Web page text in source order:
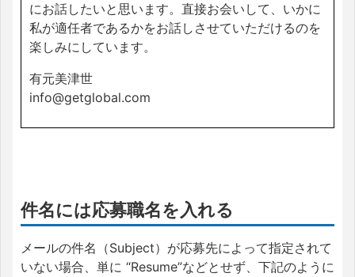
にお話したいと思います。直接お会いして、いかに
私が適任者であるかをお話しさせていただけるのを
楽しみにしています。
有元美津世
info@getglobal.com
件名には応募職名を入れる
メールの件名（Subject）が応募先によって指定されて
いない場合、単に “Resume”などとせず、下記のように